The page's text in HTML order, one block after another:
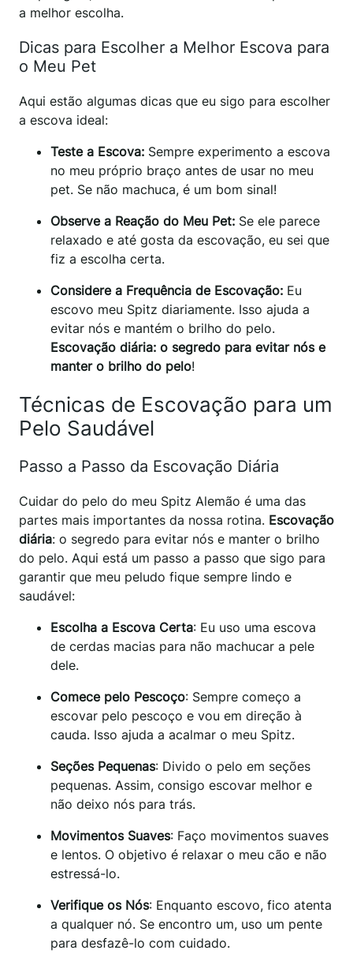
a melhor escolha.
Dicas para Escolher a Melhor Escova para
o Meu Pet
Aqui estão algumas dicas que eu sigo para escolher
a escova ideal:
Teste a Escova: Sempre experimento a escova
no meu próprio braço antes de usar no meu
pet. Se não machuca, é um bom sinal!
Observe a Reação do Meu Pet: Se ele parece
relaxado e até gosta da escovação, eu sei que
fiz a escolha certa.
Considere a Frequência de Escovação: Eu
escovo meu Spitz diariamente. Isso ajuda a
evitar nós e mantém o brilho do pelo.
Escovação diária: o segredo para evitar nós e
manter o brilho do pelo!
Técnicas de Escovação para um
Pelo Saudável
Passo a Passo da Escovação Diária
Cuidar do pelo do meu Spitz Alemão é uma das
partes mais importantes da nossa rotina. Escovação
diária: o segredo para evitar nós e manter o brilho
do pelo. Aqui está um passo a passo que sigo para
garantir que meu peludo fique sempre lindo e
saudável:
Escolha a Escova Certa: Eu uso uma escova
de cerdas macias para não machucar a pele
dele.
Comece pelo Pescoço: Sempre começo a
escovar pelo pescoço e vou em direção à
cauda. Isso ajuda a acalmar o meu Spitz.
Seções Pequenas: Divido o pelo em seções
pequenas. Assim, consigo escovar melhor e
não deixo nós para trás.
Movimentos Suaves: Faço movimentos suaves
e lentos. O objetivo é relaxar o meu cão e não
estressá-lo.
Verifique os Nós: Enquanto escovo, fico atenta
a qualquer nó. Se encontro um, uso um pente
para desfazê-lo com cuidado.